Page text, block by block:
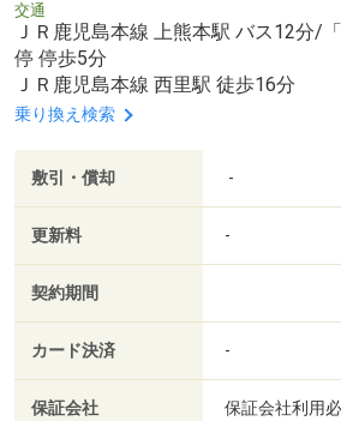
交通
ＪＲ鹿児島本線 上熊本駅 バス12分/
停 停歩5分
ＪＲ鹿児島本線 西里駅 徒歩16分
乗り換え検索
敷引・償却 -
更新料 -
契約期間
カード決済 -
保証会社
保証会社利用